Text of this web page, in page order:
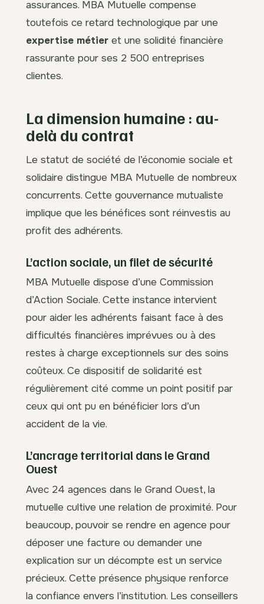
assurances. MBA Mutuelle compense
toutefois ce retard technologique par une
expertise métier et une solidité financière
rassurante pour ses 2 500 entreprises
clientes.
La dimension humaine : au-
delà du contrat
Le statut de société de l’économie sociale et
solidaire distingue MBA Mutuelle de nombreux
concurrents. Cette gouvernance mutualiste
implique que les bénéfices sont réinvestis au
profit des adhérents.
L’action sociale, un filet de sécurité
MBA Mutuelle dispose d’une Commission
d’Action Sociale. Cette instance intervient
pour aider les adhérents faisant face à des
difficultés financières imprévues ou à des
restes à charge exceptionnels sur des soins
coûteux. Ce dispositif de solidarité est
régulièrement cité comme un point positif par
ceux qui ont pu en bénéficier lors d’un
accident de la vie.
L’ancrage territorial dans le Grand
Ouest
Avec 24 agences dans le Grand Ouest, la
mutuelle cultive une relation de proximité. Pour
beaucoup, pouvoir se rendre en agence pour
déposer une facture ou demander une
explication sur un décompte est un service
précieux. Cette présence physique renforce
la confiance envers l’institution. Les conseillers